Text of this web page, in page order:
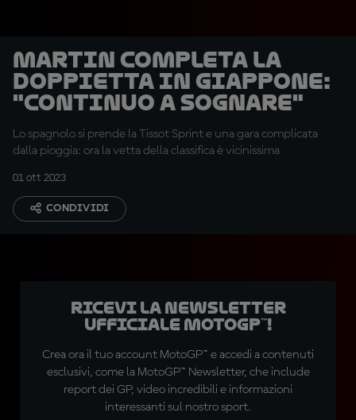
Martin completa la
doppietta in Giappone:
"Continuo a sognare"
Lo spagnolo si prende la Tissot Sprint e una gara complicata
dalla pioggia: ora la vetta della classifica è vicinissima
01 ott 2023
CONDIVIDI
Ricevi la newsletter
ufficiale MotoGP™!
Crea ora il tuo account MotoGP™ e accedi a contenuti
esclusivi, come la MotoGP™ Newsletter, che include
report dei GP, video incredibili e informazioni
interessanti sul nostro sport.